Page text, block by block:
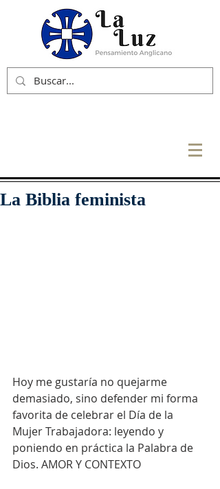
La Biblia feminista
Hoy me gustaría no quejarme
demasiado, sino defender mi forma
favorita de celebrar el Día de la
Mujer Trabajadora: leyendo y
poniendo en práctica la Palabra de
Dios. AMOR Y CONTEXTO